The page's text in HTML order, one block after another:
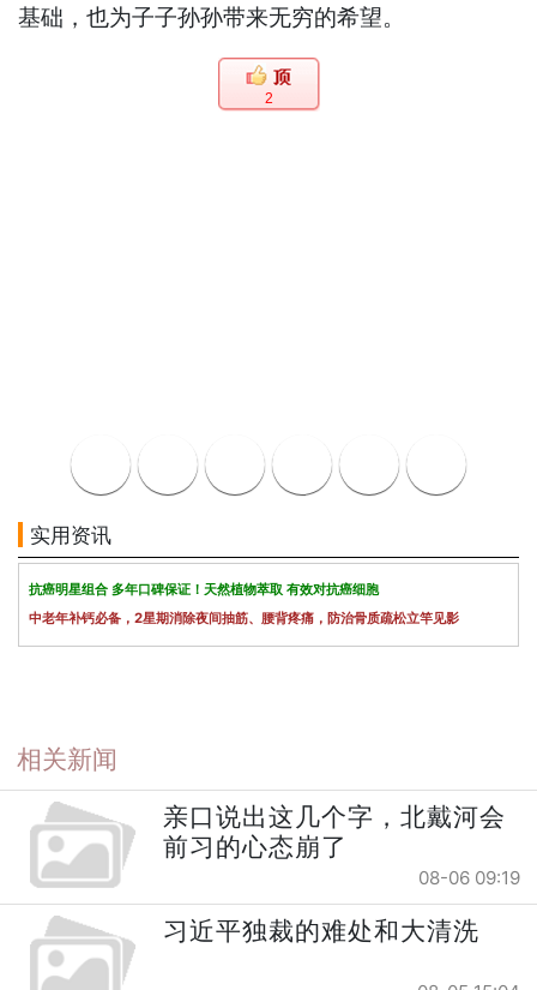
基础，也为子子孙孙带来无穷的希望。
2
实用资讯
抗癌明星组合 多年口碑保证！天然植物萃取 有效对抗癌细胞
中老年补钙必备，2星期消除夜间抽筋、腰背疼痛，防治骨质疏松立竿见影
相关新闻
亲口说出这几个字，北戴河会
前习的心态崩了
08-06 09:19
习近平独裁的难处和大清洗